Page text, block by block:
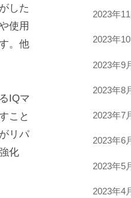
した
使用
。他
IQマ
こと
リパ
化
2023年11
2023年10
2023年9
2023年8
2023年7
2023年6
2023年5
2023年4